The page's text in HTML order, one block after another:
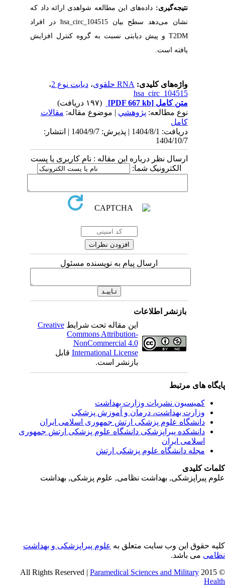
نتیجه‌گیری:داده‌های این مطالعه شواهدی ارائه داد که
نشان می‌دهد سطح بیانhsa_circ_104515در افراد
T2DMو پیش دیابتی نسبت به گروه کنترل افزایش
یافته است.
واژه‌های کلیدی:RNA حلقوی ،دیابت نوع 2
،
hsa_circ_104515
متن کامل[PDF 667 kb]
نوع مطالعه:پژوهشي| موضوع مقاله:مقالات
کامل
دریافت: 1404/8/1 | پذیرش: 1404/9/7 | انتشار:
1404/10/7
ارسال نظر درباره این مقاله : نام کاربری یا پست
الکترونیک شما:
ارسال پیام به نویسنده مسئول
بازنشر اطلاعات
این مقاله تحت شرایطCreative
Commons Attribution-
NonCommercial 4.0
International Licenseقابل
بازنشر است.
های مرتبط
کمیسیون نشریات وزارت بهداشت
وزارت بهداشت، درمان و آموزش پزشکی
دانشگاه علوم پزشکی ارتش جمهوری اسلامی ایران
دانشکده پیراپزشکی دانشگاه علوم پزشکی ارتش جمهوری
اسلامی ایران
مجله دانشگاه علوم پزشکی ارتش
کلیدی
پیراپزشکی, بهداشت نظامی, علوم پزشکی, بهداشت
حقوق این وب سایت متعلق بهعلوم پیراپزشکی و بهداشت
می باشد.
©
Paramedical Sciences and Military